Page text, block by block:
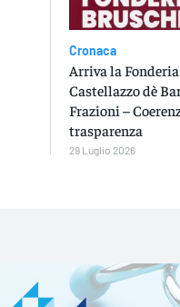
Cronaca
Arriva la
Castellazzo dè
Frazioni –
trasparenza
29 Luglio 2026